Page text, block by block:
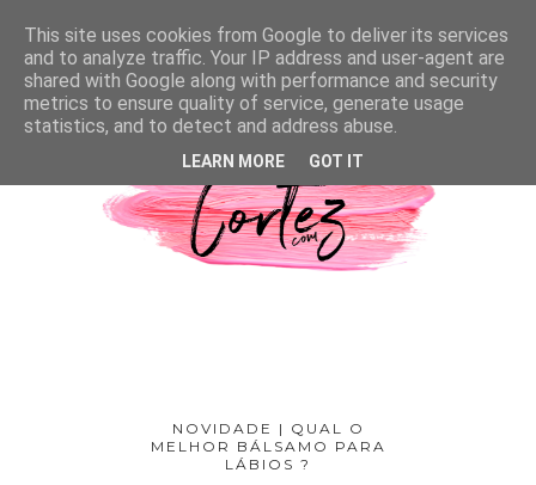
NOVIDADE | QUAL O
MELHOR BÁLSAMO PARA
LÁBIOS ?
This site uses cookies from Google to deliver its services
and to analyze traffic. Your IP address and user-agent are
shared with Google along with performance and security
metrics to ensure quality of service, generate usage
statistics, and to detect and address abuse.
LEARN MORE GOT IT